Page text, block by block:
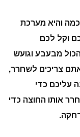
והיא מערכת
וקל לכם
מבעבע וגועש
צריכים לשחרר,
עליכם כדי
אותו החוצה כדי